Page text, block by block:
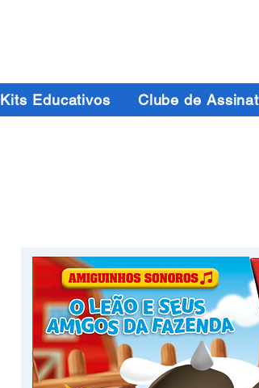
Kits Educativos Clube de